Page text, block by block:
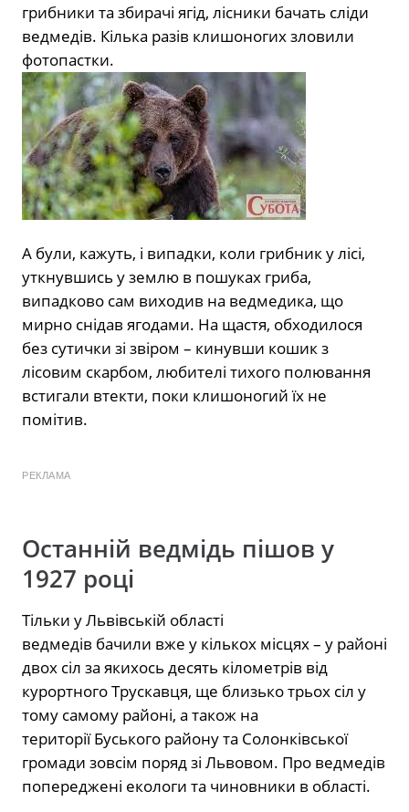
грибники та збирачі ягід, лісники бачать сліди
ведмедів. Кілька разів клишоногих зловили
фотопастки.
А були, кажуть, і випадки, коли грибник у лісі,
уткнувшись у землю в пошуках гриба,
випадково сам виходив на ведмедика, що
мирно снідав ягодами. На щастя, обходилося
без сутички зі звіром – кинувши кошик з
лісовим скарбом, любителі тихого полювання
встигали втекти, поки клишоногий їх не
помітив.
РЕКЛАМА
Останній ведмідь пішов у
1927 році
Тільки у Львівській області
ведмедів бачили вже у кількох місцях – у районі
двох сіл за якихось десять кілометрів від
курортного Трускавця, ще близько трьох сіл у
тому самому районі, а також на
території Буського району та Солонківської
громади зовсім поряд зі Львовом. Про ведмедів
попереджені екологи та чиновники в області.